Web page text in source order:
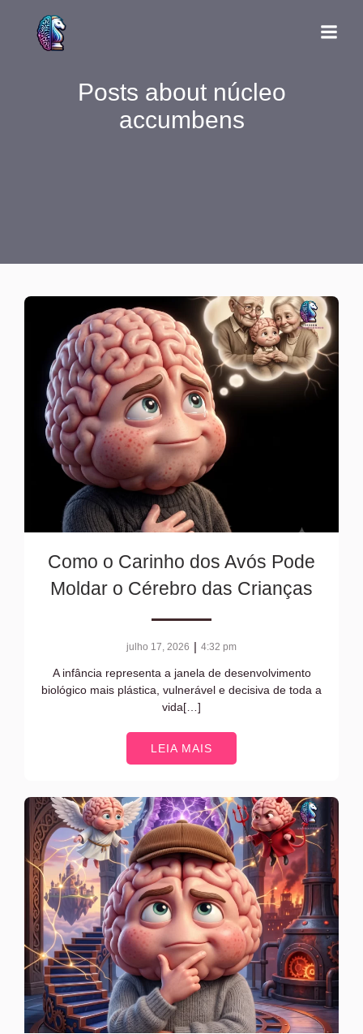
Posts about núcleo
accumbens
Como o Carinho dos Avós Pode
Moldar o Cérebro das Crianças
julho 17, 2026 | 4:32 pm
A infância representa a janela de desenvolvimento
biológico mais plástica, vulnerável e decisiva de toda a
vida[…]
LEIA MAIS